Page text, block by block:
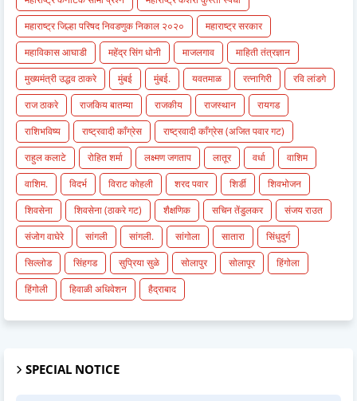
महाराष्ट्र जिल्हा परिषद निवडणुक निकाल २०२०
महाराष्ट्र सरकार
महाविकास आघाडी
महेंद्र सिंग धोनी माजलगाव
माहिती तंत्रज्ञान
मुख्यमंत्री उद्धव ठाकरे
मुंबई मुंबई. यवतमाळ रत्नागिरी
रवि लांडगे
राज ठाकरे
राजकिय बातम्या राजकीय राजस्थान
रायगड
राशिभविष्य
राष्ट्रवादी काँग्रेस
राष्ट्रवादी काँग्रेस (अजित पवार गट)
राहुल कलाटे
रोहित शर्मा लक्ष्मण जगताप लातूर वर्धा
वाशिम
वाशिम.
विदर्भ विराट कोहली शरद पवार शिर्डी
शिवभोजन
शिवसेना
शिवसेना (ठाकरे गट) शैक्षणिक सचिन तेंडुलकर
संजय राउत
संजोग वाघेरे
सांगली सांगली. सांगोला सातारा
सिंधुदुर्ग
सिल्लोड
सिंहगड सुप्रिया सुळे सोलापुर सोलापूर
हिंगोला
हिंगोली
हिवाळी अधिवेशन हैद्राबाद
SPECIAL NOTICE